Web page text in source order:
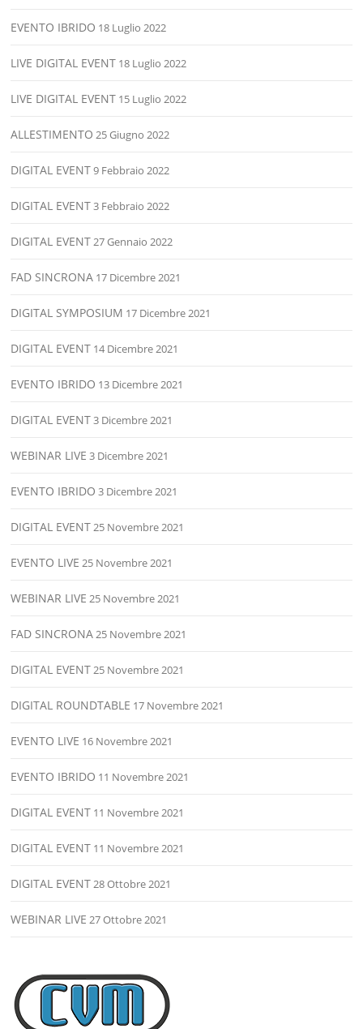
EVENTO IBRIDO 18 Luglio 2022
LIVE DIGITAL EVENT 18 Luglio 2022
LIVE DIGITAL EVENT 15 Luglio 2022
ALLESTIMENTO 25 Giugno 2022
DIGITAL EVENT9 Febbraio 2022
DIGITAL EVENT3 Febbraio 2022
DIGITAL EVENT27 Gennaio 2022
FAD SINCRONA 17 Dicembre 2021
DIGITAL SYMPOSIUM 17 Dicembre 2021
DIGITAL EVENT 14 Dicembre 2021
EVENTO IBRIDO 13 Dicembre 2021
DIGITAL EVENT3 Dicembre 2021
WEBINAR LIVE 3 Dicembre 2021
EVENTO IBRIDO 3 Dicembre 2021
DIGITAL EVENT25 Novembre 2021
EVENTO LIVE 25 Novembre 2021
WEBINAR LIVE 25 Novembre 2021
FAD SINCRONA25 Novembre 2021
DIGITAL EVENT25 Novembre 2021
DIGITAL ROUNDTABLE 17 Novembre 2021
EVENTO LIVE 16 Novembre 2021
EVENTO IBRIDO 11 Novembre 2021
DIGITAL EVENT 11 Novembre 2021
DIGITAL EVENT 11 Novembre 2021
DIGITAL EVENT28 Ottobre 2021
WEBINAR LIVE 27 Ottobre 2021